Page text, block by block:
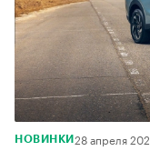
НОВИНКИ 28 апреля